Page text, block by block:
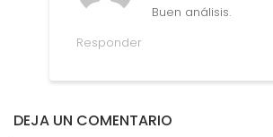
Buen análisis.
Responder
DEJA UN COMENTARIO